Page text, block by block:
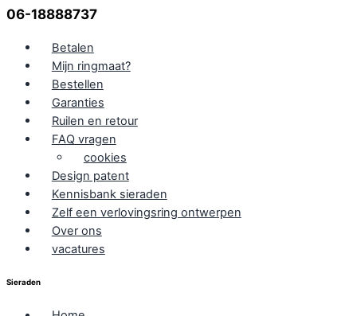
06-18888737
Betalen
Mijn ringmaat?
Bestellen
Garanties
Ruilen en retour
FAQ vragen
cookies
Design patent
Kennisbank sieraden
Zelf een verlovingsring ontwerpen
Over ons
vacatures
Sieraden